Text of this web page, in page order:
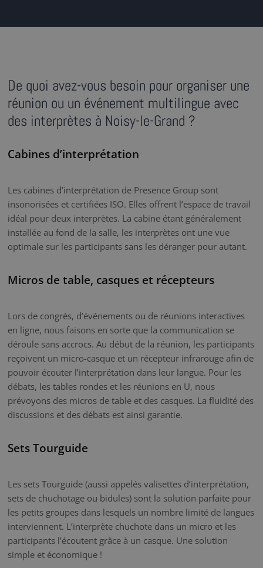
De quoi avez-vous besoin pour organiser une
réunion ou un événement multilingue avec
des interprètes à Noisy-le-Grand ?
Cabines d’interprétation
Les cabines d’interprétation de Presence Group sont
insonorisées et certifiées ISO. Elles offrent l’espace de travail
idéal pour deux interprètes. La cabine étant généralement
installée au fond de la salle, les interprètes ont une vue
optimale sur les participants sans les déranger pour autant.
Micros de table, casques et récepteurs
Lors de congrès, d’événements ou de réunions interactives
en ligne, nous faisons en sorte que la communication se
déroule sans accrocs. Au début de la réunion, les participants
reçoivent un micro-casque et un récepteur infrarouge afin de
pouvoir écouter l’interprétation dans leur langue. Pour les
débats, les tables rondes et les réunions en U, nous
prévoyons des micros de table et des casques. La fluidité des
discussions et des débats est ainsi garantie.
Sets Tourguide
Les sets Tourguide (aussi appelés valisettes d’interprétation,
sets de chuchotage ou bidules) sont la solution parfaite pour
les petits groupes dans lesquels un nombre limité de langues
interviennent. L’interprète chuchote dans un micro et les
participants l’écoutent grâce à un casque. Une solution
simple et économique !